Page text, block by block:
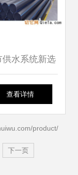
供水系统新选
业PE管道生
查看详情
product/
下一页